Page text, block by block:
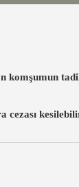
komşumun
cezası